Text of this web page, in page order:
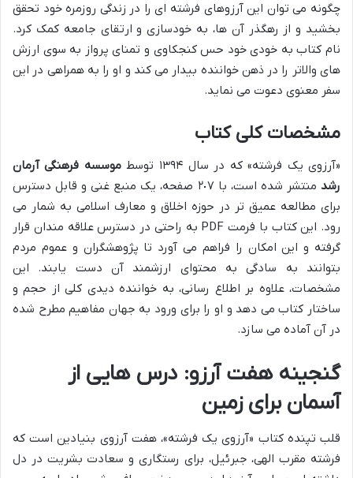
چگونه می توان این آرزوهای فرشته ای را در زندگی روزمره خود تحقق
بخشید و از رهگذر آن ها، به خودسازی و ارتقای جامعه کمک کرد.
نام کتاب به خودی خود حس کنجکاوی و تمنای پرواز به سوی ارزش
های والاتر را در ذهن خواننده بیدار می کند و او را به همراهی در این
سفر معنوی دعوت می نماید.
مشخصات کلی کتاب
«آرزوی یک فرشته» که در سال ۱۳۹۴ توسط
موسسه فرهنگی آرمان
رشد
منتشر شده است، با ۲٠۷ صفحه، یک منبع غنی و قابل دسترس
برای مطالعه عمیق تر در حوزه اخلاق و معارف اسلامی به شمار می
رود. این کتاب با فرمت PDF به راحتی در دسترس علاقه مندان قرار
گرفته و این امکان را فراهم می آورد تا پژوهشگران و عموم مردم
بتوانند به سادگی به محتوای ارزشمند آن دست یابند. این
مشخصات، علاوه بر اطلاع رسانی، به خواننده دیدی کلی از حجم و
ساختار کتاب می دهد و او را برای ورود به جهان مفاهیم مطرح شده
در آن آماده می سازد.
گنجینه هفت آرزو: درس هایی از
آسمان برای زمین
قلب تپنده کتاب «آرزوی یک فرشته»، هفت آرزوی بنیادین است که
فرشته مقرب الهی، جبرئیل، برای رستگاری و سعادت بشریت در دل